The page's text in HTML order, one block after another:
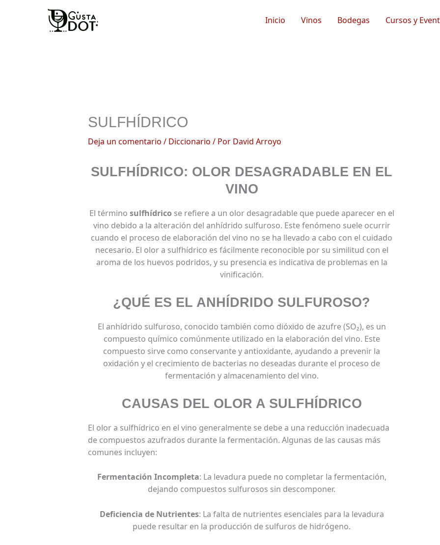
Inicio Vinos Bodegas Cursos y
SULFHÍDRICO
Deja un comentario / Diccionario / Por David Arroyo
SULFHÍDRICO: OLOR DESAGRADABLE EN EL
VINO
El término sulfhídrico se refiere a un olor desagradable que puede aparecer en el
vino debido a la alteración del anhídrido sulfuroso. Este fenómeno suele ocurrir
cuando el proceso de elaboración del vino no se ha llevado a cabo con el cuidado
necesario. El olor a sulfhídrico es fácilmente reconocible por su similitud con el
aroma de los huevos podridos, y su presencia es indicativa de problemas en la
vinificación.
¿QUÉ ES EL ANHÍDRIDO SULFUROSO?
El anhídrido sulfuroso, conocido también como dióxido de azufre (SO₂), es un
compuesto químico comúnmente utilizado en la elaboración del vino. Este
compuesto sirve como conservante y antioxidante, ayudando a prevenir la
oxidación y el crecimiento de bacterias no deseadas durante el proceso de
fermentación y almacenamiento del vino.
CAUSAS DEL OLOR A SULFHÍDRICO
El olor a sulfhídrico en el vino generalmente se debe a una reducción inadecuada
de compuestos azufrados durante la fermentación. Algunas de las causas más
comunes incluyen:
Fermentación Incompleta: La levadura puede no completar la fermentación,
dejando compuestos sulfurosos sin descomponer.
Deficiencia de Nutrientes: La falta de nutrientes esenciales para la levadura
puede resultar en la producción de sulfuros de hidrógeno.